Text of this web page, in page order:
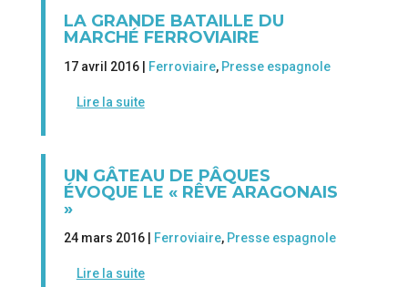
LA GRANDE BATAILLE DU
MARCHÉ FERROVIAIRE
17 avril 2016 | Ferroviaire, Presse espagnole
Lire la suite
UN GÂTEAU DE PÂQUES
ÉVOQUE LE « RÊVE ARAGONAIS
»
24 mars 2016 | Ferroviaire, Presse espagnole
Lire la suite